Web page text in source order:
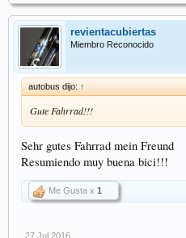
revientacubiertas
Miembro Reconocido
autobus dijo: ↑
Gute Fahrrad!!!
Sehr gutes Fahrrad mein Freund
Resumiendo muy buena bici!!!
Me Gusta x 1
27 Jul 2016